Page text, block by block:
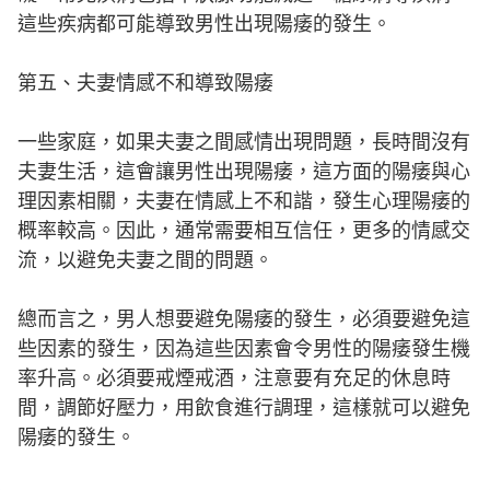
這些疾病都可能導致男性出現陽痿的發生。
第五、夫妻情感不和導致陽痿
一些家庭，如果夫妻之間感情出現問題，長時間沒有
夫妻生活，這會讓男性出現陽痿，這方面的陽痿與心
理因素相關，夫妻在情感上不和諧，發生心理陽痿的
概率較高。因此，通常需要相互信任，更多的情感交
流，以避免夫妻之間的問題。
總而言之，男人想要避免陽痿的發生，必須要避免這
些因素的發生，因為這些因素會令男性的陽痿發生機
率升高。必須要戒煙戒酒，注意要有充足的休息時
間，調節好壓力，用飲食進行調理，這樣就可以避免
陽痿的發生。